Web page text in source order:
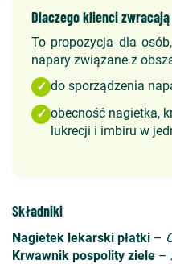
Dlaczego klienci
To propozycja dla
napary związane z
✓ do sporządzenia
✓ obecność nagietka,
lukrecji i imbiru w
Składniki
Nagietek lekarski płatki –
Krwawnik pospolity ziele –